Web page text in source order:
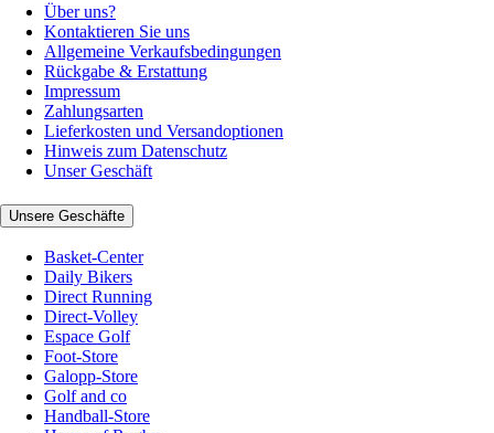
Über uns?
Kontaktieren Sie uns
Allgemeine Verkaufsbedingungen
Rückgabe & Erstattung
Impressum
Zahlungsarten
Lieferkosten und Versandoptionen
Hinweis zum Datenschutz
Unser Geschäft
Unsere Geschäfte
Basket-Center
Daily Bikers
Direct Running
Direct-Volley
Espace Golf
Foot-Store
Galopp-Store
Golf and co
Handball-Store